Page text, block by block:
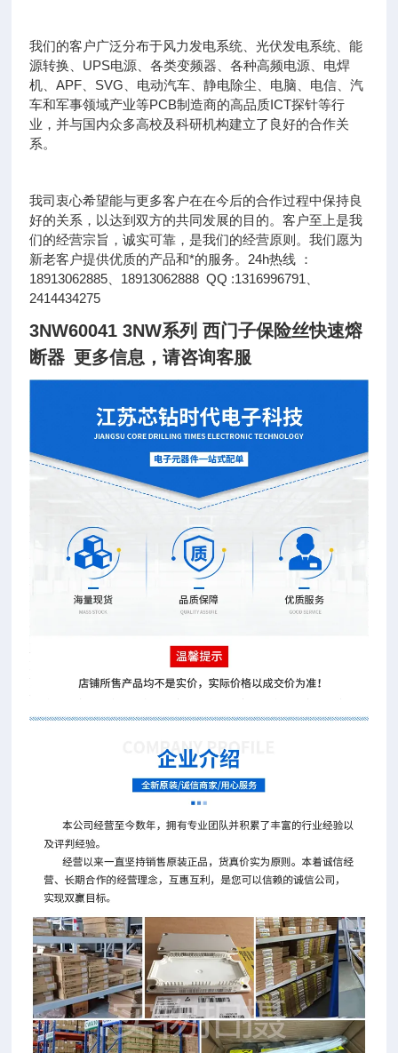
我们的客户广泛分布于风力发电系统、光伏发电系统、能
源转换、UPS电源、各类变频器、各种高频电源、电焊
机、APF、SVG、电动汽车、静电除尘、电脑、电信、汽
车和军事领域产业等PCB制造商的高品质ICT探针等行
业，并与国内众多高校及科研机构建立了良好的合作关
系。
我司衷心希望能与更多客户在在今后的合作过程中保持良
好的关系，以达到双方的共同发展的目的。客户至上是我
们的经营宗旨，诚实可靠，是我们的经营原则。我们愿为
新老客户提供优质的产品和*的服务。24h热线 ：
18913062885、18913062888 QQ :1316996791、
2414434275
3NW60041 3NW系列 西门子保险丝快速熔
断器 更多信息，请咨询客服